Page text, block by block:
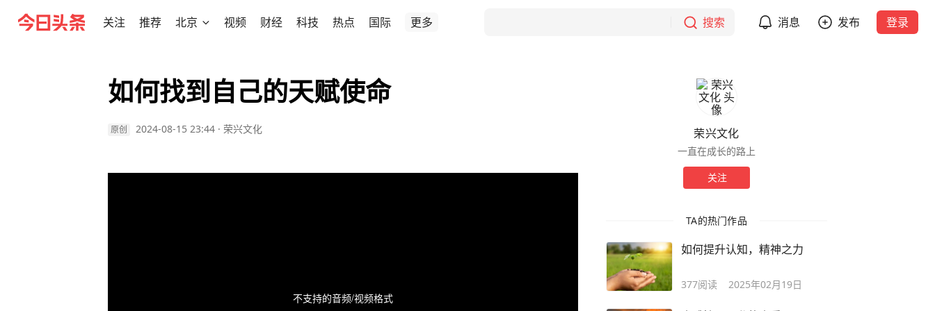
关注 推荐 北京 视频 财经 科技 热点 国际 更多 搜索 消息 发布 登录
如何找到自己的天赋使命
原创 2024-08-15 23:44 · 荣兴文化
不支持的音频/视频格式
荣兴文化
一直在成长的路上
关注
TA的热门作品
如何提升认知，精神之力
377阅读 2025年02月19日